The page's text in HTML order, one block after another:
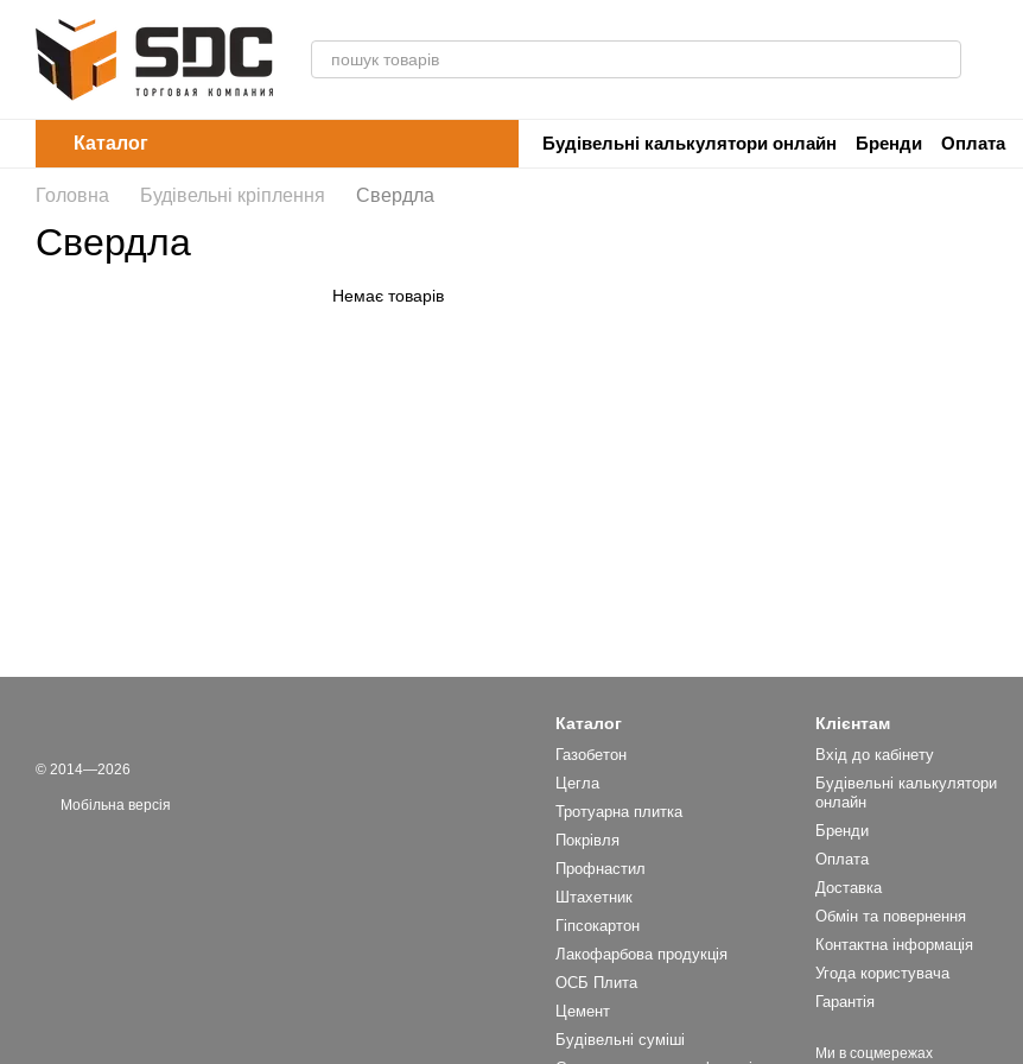
Перейти до основного контенту
Каталог Будівельні калькулятори онлайн Бренди Оплата
Головна
Будівельні кріплення Свердла
Свердла
Немає товарів
© 2014—2026
Мобільна версія
Каталог
Газобетон
Цегла
Тротуарна плитка
Покрівля
Профнастил
Штахетник
Гіпсокартон
Лакофарбова продукція
ОСБ Плита
Цемент
Будівельні суміші
Клієнтам
Вхід до кабінету
Будівельні калькулятори
онлайн
Бренди
Оплата
Доставка
Обмін та повернення
Контактна інформація
Угода користувача
Гарантія
Ми в соцмережах